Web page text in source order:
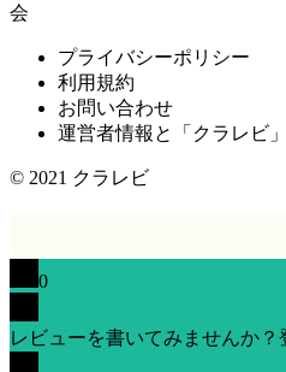
会
プライバシーポリシー
利用規約
お問い合わせ
運営者情報と「クラレビ
© 2021 クラレビ
0
レビューを書いてみませんか？